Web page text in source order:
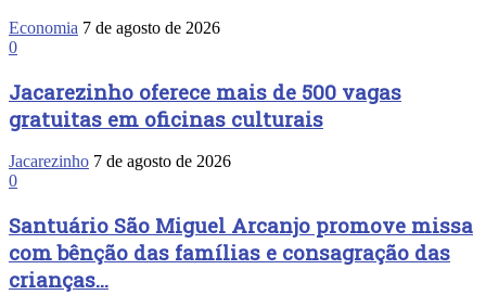
Economia 7 de agosto de 2026
0
Jacarezinho oferece mais de 500 vagas
gratuitas em oficinas culturais
Jacarezinho 7 de agosto de 2026
0
Santuário São Miguel Arcanjo promove missa
com bênção das famílias e consagração das
crianças...